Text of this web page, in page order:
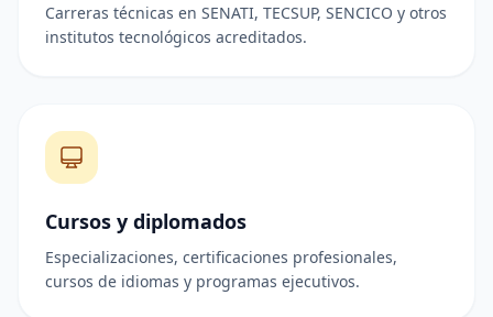
Carreras técnicas en SENATI, TECSUP, SENCICO y otros
institutos tecnológicos acreditados.
Cursos y diplomados
Especializaciones, certificaciones profesionales,
cursos de idiomas y programas ejecutivos.